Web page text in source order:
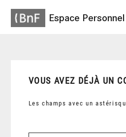
Espace Personnel
VOUS AVEZ DÉJÀ UN
Les champs avec un